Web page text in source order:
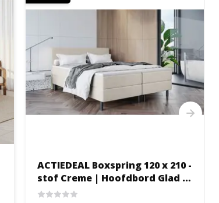
ACTIEDEAL Boxspring 120 x 210 -
stof Creme | Hoofdbord Glad +
1x Groot Medium Matras